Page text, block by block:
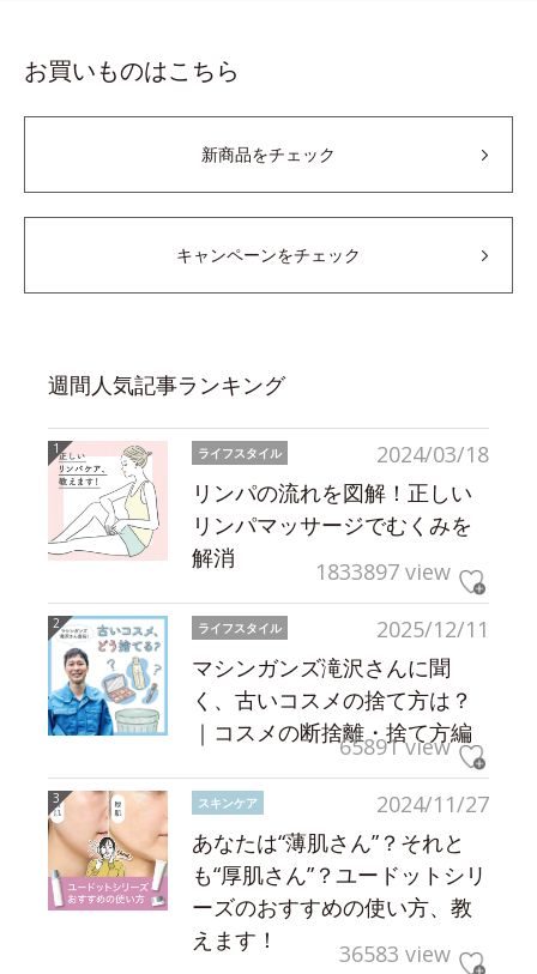
お買いものはこちら
新商品をチェック
キャンペーンをチェック
週間人気記事ランキング
2024/03/18
ライフスタイル
リンパの流れを図解！正しい
リンパマッサージでむくみを
解消
1833897 view
2025/12/11
ライフスタイル
マシンガンズ滝沢さんに聞
く、古いコスメの捨て方は？
｜コスメの断捨離・捨て方編
65891 view
2024/11/27
スキンケア
あなたは“薄肌さん”？それと
も“厚肌さん”？ユードットシリ
ーズのおすすめの使い方、教
えます！
36583 view